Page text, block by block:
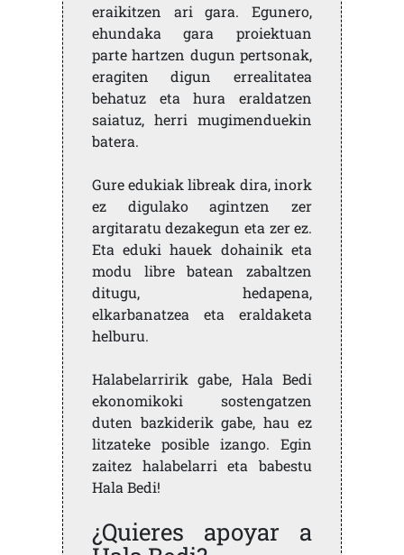
eraikitzen ari gara. Egunero,
ehundaka gara proiektuan
parte hartzen dugun pertsonak,
eragiten digun errealitatea
behatuz eta hura eraldatzen
saiatuz, herri mugimenduekin
batera.
Gure edukiak libreak dira, inork
ez digulako agintzen zer
argitaratu dezakegun eta zer ez.
Eta eduki hauek dohainik eta
modu libre batean zabaltzen
ditugu, hedapena,
elkarbanatzea eta eraldaketa
helburu.
Halabelarririk gabe, Hala Bedi
ekonomikoki sostengatzen
duten bazkiderik gabe, hau ez
litzateke posible izango. Egin
zaitez halabelarri eta babestu
Hala Bedi!
¿Quieres apoyar a